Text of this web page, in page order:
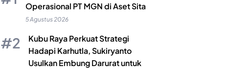
Operasional PT MGN di Aset Sita
5 Agustus 2026
Kubu Raya Perkuat Strategi
Hadapi Karhutla, Sukiryanto
Usulkan Embung Darurat untuk